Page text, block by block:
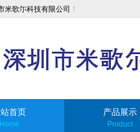
米歌尓科技有限公司 ！
首页
Home
产品展示
Product